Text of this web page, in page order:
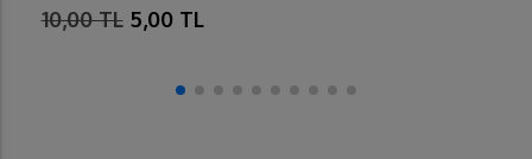
10,00 TL 5,00 TL